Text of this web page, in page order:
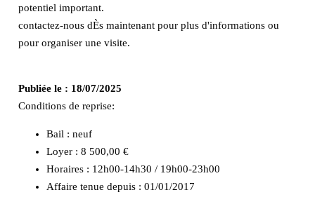
potentiel important.
contactez-nous dÈs maintenant pour plus d'informations ou
pour organiser une visite.
Publiée le : 18/07/2025
Conditions de reprise:
Bail : neuf
Loyer : 8 500,00 €
Horaires : 12h00-14h30 / 19h00-23h00
Affaire tenue depuis : 01/01/2017